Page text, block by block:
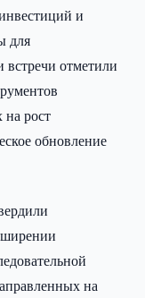
и
для
отметили
рост
обновление
на